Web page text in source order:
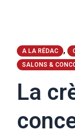
A LA RÉDAC ,
SALONS &
La